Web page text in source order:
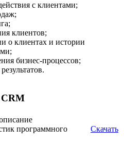
с клиентами;
клиентов;
о клиентах и истории
бизнес-процессов;
CRM
программного
Скачать